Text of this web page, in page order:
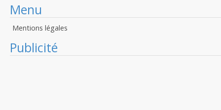
Menu
Mentions légales
Publicité